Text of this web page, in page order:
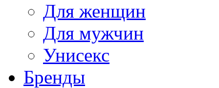
Для женщин
Для мужчин
Унисекс
Бренды